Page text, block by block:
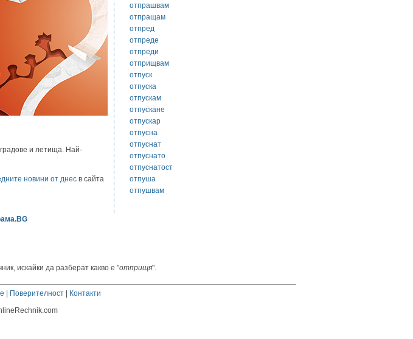
и летища. Най-
новини от днес в сайта
отпрашвам
отпращам
отпред
отпреде
отпреди
отприщвам
отпуск
отпуска
отпускам
отпускане
отпускар
отпусна
отпуснат
отпуснато
отпуснатост
отпуша
отпушвам
искайки да разберат какво е "отприщя".
| Поверителност| Контакти